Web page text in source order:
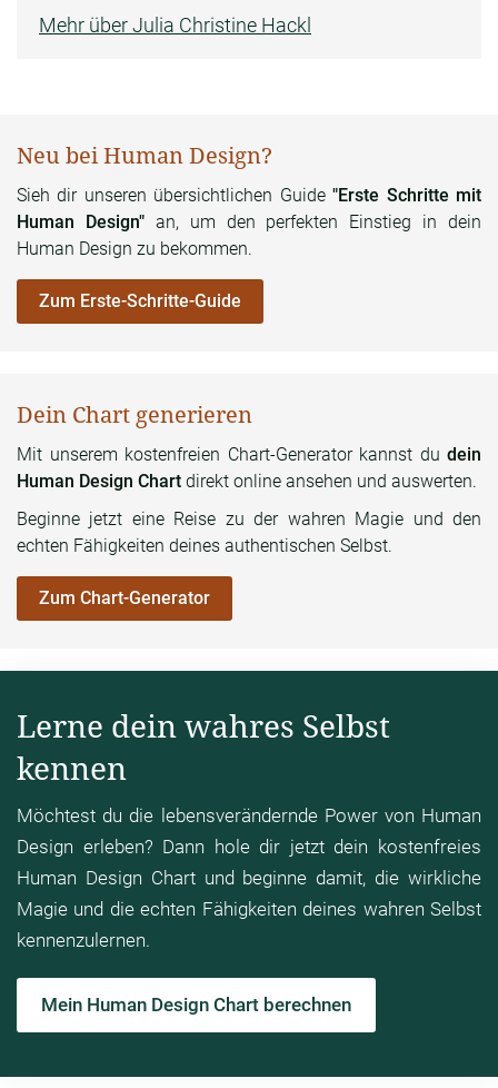
Mehr über Julia Christine Hackl
Neu bei Human Design?
Sieh dir unseren übersichtlichen Guide"Erste Schritte mit
Human Design"an, um den perfekten Einstieg in dein
Human Design zu bekommen.
Zum Erste-Schritte-Guide
Dein Chart generieren
Mit unserem kostenfreien Chart-Generator kannst du dein
Human Design Chart direkt online ansehen und auswerten.
Beginne jetzt eine Reise zu der wahren Magie und den
echten Fähigkeiten deines authentischen Selbst.
Zum Chart-Generator
Lerne dein wahres Selbst
kennen
Möchtest du die lebensverändernde Power von Human
Design erleben? Dann hole dir jetzt dein kostenfreies
Human Design Chart und beginne damit, die wirkliche
Magie und die echten Fähigkeiten deines wahren Selbst
kennenzulernen.
Mein Human Design Chart berechnen